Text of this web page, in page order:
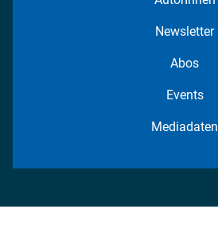
Newsletter
Abos
Events
Mediadaten